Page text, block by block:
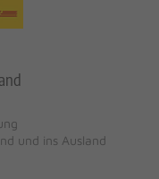
und ins Ausland